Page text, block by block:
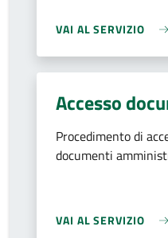
VAI AL SERVIZIO
Accesso
Procedimento di
documenti
VAI AL SERVIZIO